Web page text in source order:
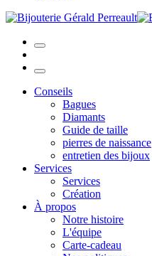
Conseils
Bagues
Diamants
Guide de taille
pierres de naissance
entretien des bijoux
Services
Services
Création
À propos
Notre histoire
L'équipe
Carte-cadeau